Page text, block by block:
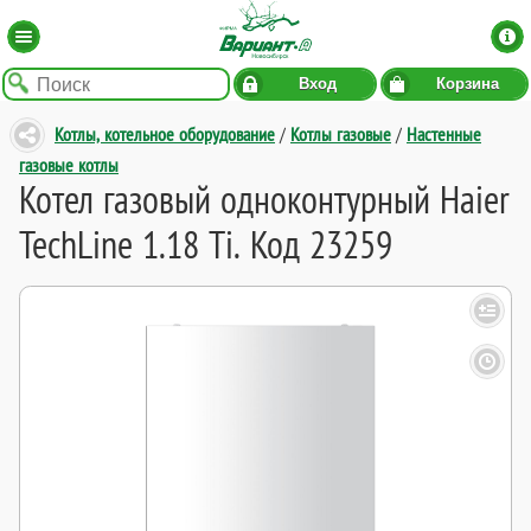
Вход Корзина
Котлы, котельное оборудование / Котлы газовые / Настенные
газовые котлы
Котел газовый одноконтурный Haier
TechLine 1.18 Ti. Код 23259